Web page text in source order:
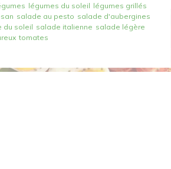
légumes du soleil légumes grillés
salade au pesto salade d'aubergines
du soleil salade italienne salade légère
tomates